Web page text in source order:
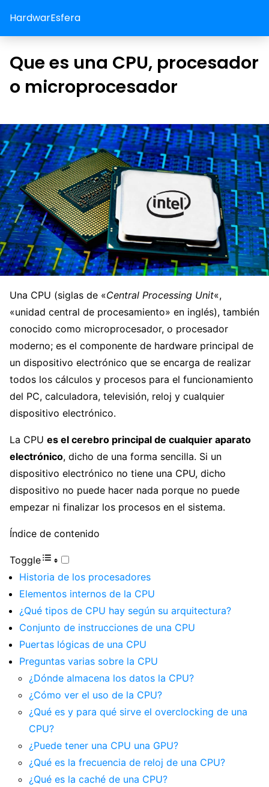
HardwarEsfera
Que es una CPU, procesador
o microprocesador
Una CPU (siglas de «Central Processing Unit«,
«unidad central de procesamiento» en inglés), también
conocido como microprocesador, o procesador
moderno; es el componente de hardware principal de
un dispositivo electrónico que se encarga de realizar
todos los cálculos y procesos para el funcionamiento
del PC, calculadora, televisión, reloj y cualquier
dispositivo electrónico.
La CPU es el cerebro principal de cualquier aparato
electrónico, dicho de una forma sencilla. Si un
dispositivo electrónico no tiene una CPU, dicho
dispositivo no puede hacer nada porque no puede
empezar ni finalizar los procesos en el sistema.
Índice de contenido
Toggle
Historia de los procesadores
Elementos internos de la CPU
¿Qué tipos de CPU hay según su arquitectura?
Conjunto de instrucciones de una CPU
Puertas lógicas de una CPU
Preguntas varias sobre la CPU
¿Dónde almacena los datos la CPU?
¿Cómo ver el uso de la CPU?
¿Qué es y para qué sirve el overclocking de una
CPU?
¿Puede tener una CPU una GPU?
¿Qué es la frecuencia de reloj de una CPU?
¿Qué es la caché de una CPU?